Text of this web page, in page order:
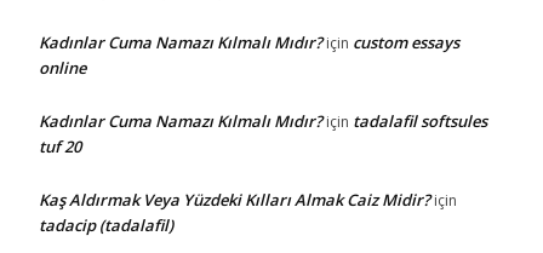
Kadınlar Cuma Namazı Kılmalı Mıdır?için custom essays
online
Kadınlar Cuma Namazı Kılmalı Mıdır?için tadalafil softsules
tuf 20
Kaş Aldırmak Veya Yüzdeki Kılları Almak Caiz Midir?için
tadacip (tadalafil)